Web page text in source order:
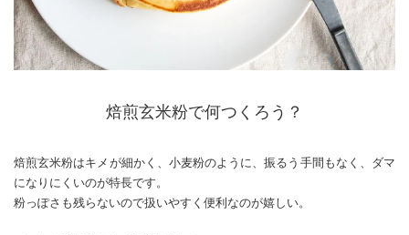
焙煎玄米粉で何つくろう？
焙煎玄米粉はキメが細かく、小麦粉のように、振るう手間もなく、ダマ
になりにくいのが特長です。
粉っぽさも残らないので扱いやすく便利なのが嬉しい。